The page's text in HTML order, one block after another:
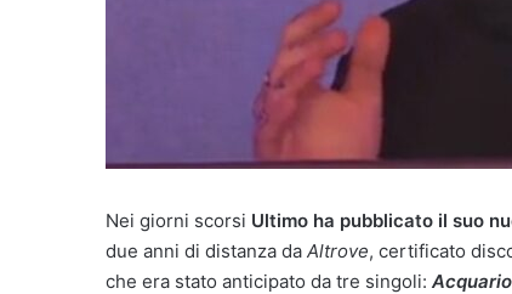
Nei giorni scorsi Ultimo ha pubblicato il suo
due anni di distanza da Altrove, certificato
che era stato anticipato da tre singoli: Acquario